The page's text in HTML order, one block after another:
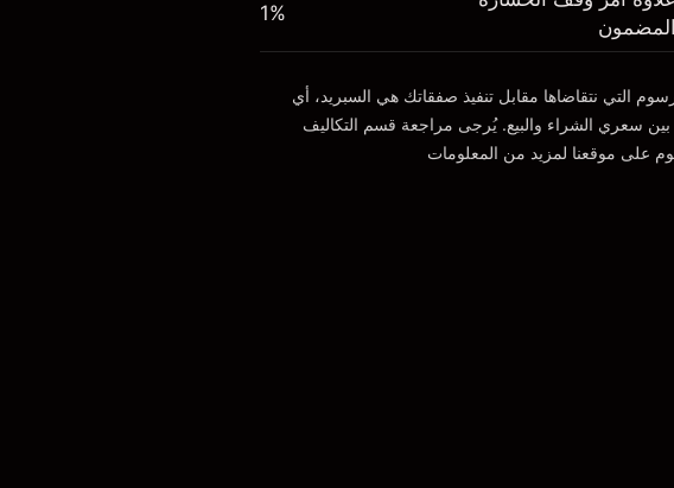
الذهاب إلى المنصة
المضمون
1%
التي نتقاضاها مقابل تنفيذ صفقاتك هي السبريد، أي
بين سعري الشراء والبيع. يُرجى مراجعة قسم التكاليف
على موقعنا لمزيد من المعلومات